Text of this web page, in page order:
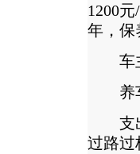
1200
年，保
车主
养车
支出
过路过